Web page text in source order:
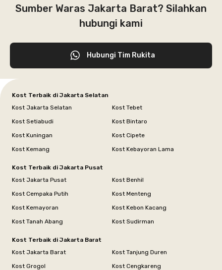
Sumber Waras Jakarta Barat? Silahkan
hubungi kami
Hubungi Tim Rukita
Kost Terbaik di Jakarta Selatan
Kost Jakarta Selatan
Kost Tebet
Kost Setiabudi
Kost Bintaro
Kost Kuningan
Kost Cipete
Kost Kemang
Kost Kebayoran Lama
Kost Terbaik di Jakarta Pusat
Kost Jakarta Pusat
Kost Benhil
Kost Cempaka Putih
Kost Menteng
Kost Kemayoran
Kost Kebon Kacang
Kost Tanah Abang
Kost Sudirman
Kost Terbaik di Jakarta Barat
Kost Jakarta Barat
Kost Tanjung Duren
Kost Grogol
Kost Cengkareng